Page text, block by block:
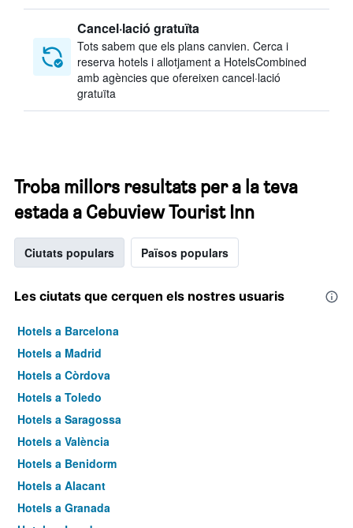
Cancel·lació gratuïta
Tots sabem que els plans canvien. Cerca i
reserva hotels i allotjament a HotelsCombined
amb agències que ofereixen cancel·lació
gratuïta
Troba millors resultats per a la teva
estada a Cebuview Tourist Inn
Ciutats populars Països populars
Les ciutats que cerquen els nostres usuaris
Hotels a Barcelona
Hotels a Madrid
Hotels a Còrdova
Hotels a Toledo
Hotels a Saragossa
Hotels a València
Hotels a Benidorm
Hotels a Alacant
Hotels a Granada